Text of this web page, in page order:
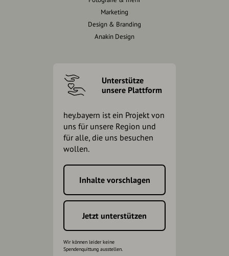
Marketing
Design & Branding
Anakin Design
Unterstütze
unsere Plattform
hey.bayern ist ein Projekt von
uns für unsere Region und
für alle, die uns besuchen
wollen.
Inhalte vorschlagen
Jetzt unterstützen
Wir können leider keine
Spendenquittung ausstellen.